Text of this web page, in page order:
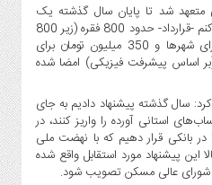
شد تا پایان سال گذشته یک
میلیون وام را پرداخت کند، فکر می‌کنم -قرارداد- حدود 800 فقره (زیر 800
هزار) وام 550 میلیون تومانی برای شهرها و 350 میلیون تومان برای
اساس پیشرفت فیزیکی) امضا شده
سال گذشته پیشنهاد دادیم به جای
استانی آورده را واریز کنند، در
بانکی قرار دهیم که با نهضت ملی
پیشنهاد مورد استقابل واقع شده
شورای عالی مسکن تصویب شود.